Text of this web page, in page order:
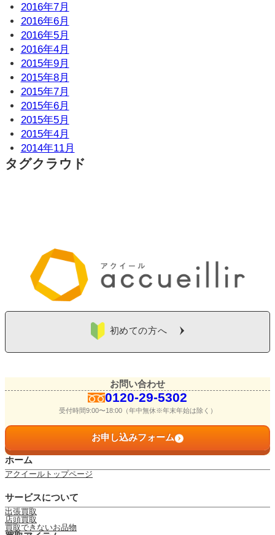
2016年7月
2016年6月
2016年5月
2016年4月
2015年9月
2015年8月
2015年7月
2015年6月
2015年5月
2015年4月
2014年11月
タグクラウド
初めての方へ
お問い合わせ
0120-29-5302
受付時間9:00〜18:00（年中無休※年末年始は除く）
お申し込みフォーム
ホーム
アクイールトップページ
サービスについて
出張買取
店頭買取
買取できないお品物